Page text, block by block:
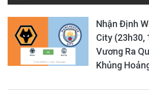
Nhận Định
City (23h30,
Vương Ra
Khủng